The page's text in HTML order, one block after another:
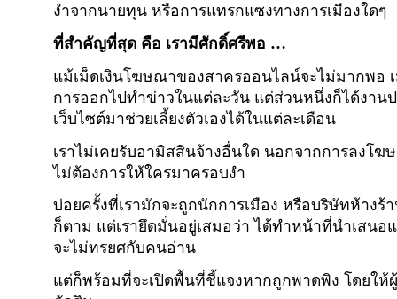
งําจากนายทุน หรือการแทรกแซงทางการเมืองใดๆ
ที่สำคัญที่สุด คือ เรามีศักดิ์ศรีพอ …
แม้เม็ดเงินโฆษณาของสาครออนไลน์จะไม่มากพอ
การออกไปทำข่าวในแต่ละวัน แต่ส่วนหนึ่งก็ได้งาน
เว็บไซต์มาช่วยเลี้ยงตัวเองได้ในแต่ละเดือน
เราไม่เคยรับอามิสสินจ้างอื่นใด นอกจากการลงโฆ
ไม่ต้องการให้ใครมาครอบงำ
บ่อยครั้งที่เรามักจะถูกนักการเมือง หรือบริษัทห้างร้
ก็ตาม แต่เรายึดมั่นอยู่เสมอว่า ได้ทำหน้าที่นำเสนอ
จะไม่ทรยศกับคนอ่าน
แต่ก็พร้อมที่จะเปิดพื้นที่ชี้แจงหากถูกพาดพิง โดยให้